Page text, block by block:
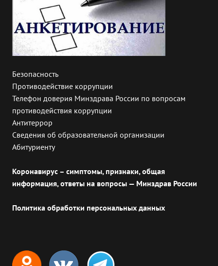
Безопасность
Противодействие коррупции
Телефон доверия Минздрава России по вопросам
противодействия коррупции
Антитеррор
Сведения об образовательной организации
Абитуриенту
Коронавирус – симптомы, признаки, общая
информация, ответы на вопросы — Минздрав России
Политика обработки персональных данных